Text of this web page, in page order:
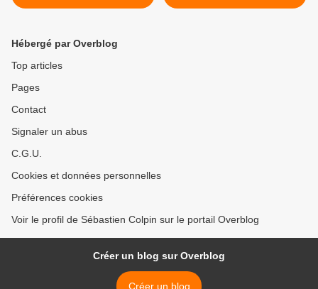
l'Hérault.
Hébergé par Overblog
Top articles
Pages
Contact
Signaler un abus
C.G.U.
Cookies et données personnelles
Préférences cookies
Voir le profil de Sébastien Colpin sur le portail Overblog
Créer un blog sur Overblog
Créer un blog